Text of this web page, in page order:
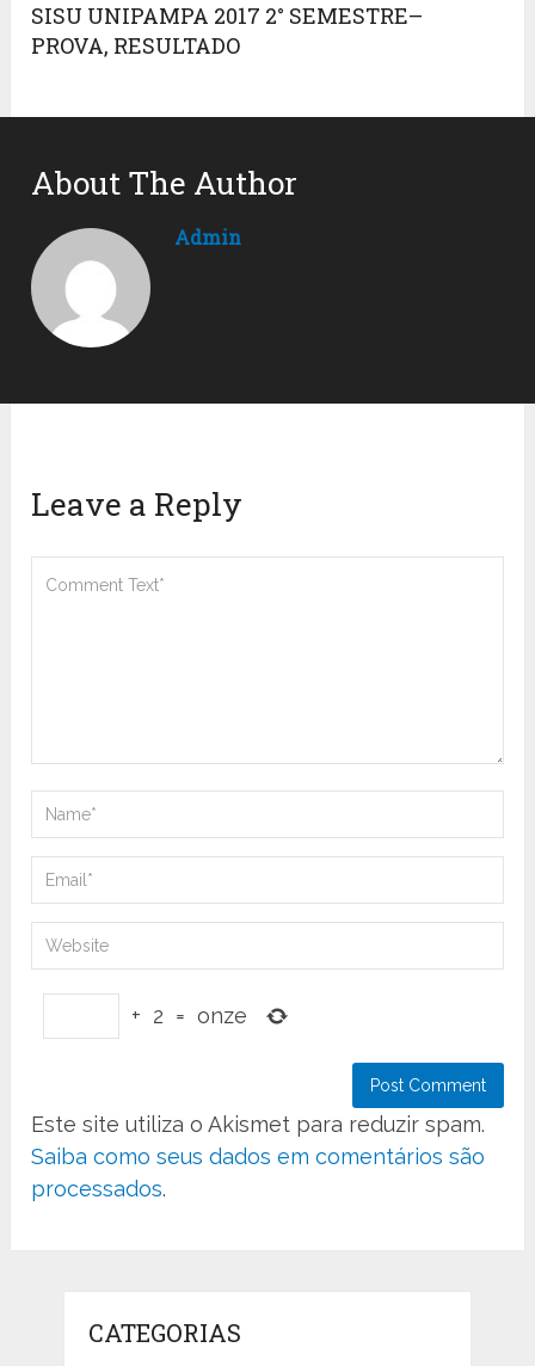
SISU UNIPAMPA 2017 2° SEMESTRE–
PROVA, RESULTADO
About The Author
Admin
Leave a Reply
+ 2 = onze
Este site utiliza o Akismet para reduzir spam.
Saiba como seus dados em comentários são
processados.
CATEGORIAS